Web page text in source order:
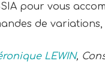
pour vous
de
LEWIN,